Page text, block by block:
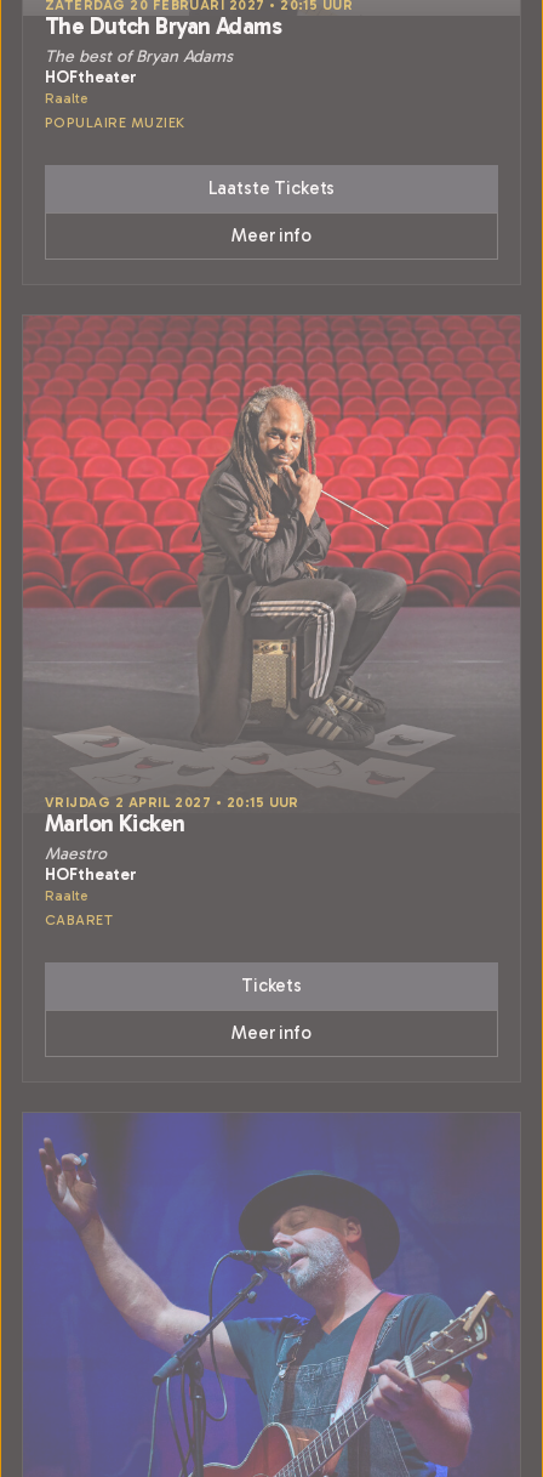
ZATERDAG 20 FEBRUARI 2027 • 20:15 UUR
The Dutch Bryan Adams
The best of Bryan Adams
HOFtheater
Raalte
POPULAIRE MUZIEK
Laatste Tickets
Meer info
VRIJDAG 2 APRIL 2027 • 20:15 UUR
Marlon Kicken
Maestro
HOFtheater
Raalte
CABARET
Tickets
Meer info